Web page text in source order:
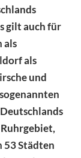
gilt auch für
als
als
und
53 Städten